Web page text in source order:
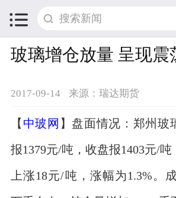

玻璃增仓放量 呈现震
2017-09-14 来源：瑞达期货
【 中玻网 】盘面情况：郑州玻
报1379元/吨，收盘报1403元/吨
上涨18元/吨，涨幅为1.3%。